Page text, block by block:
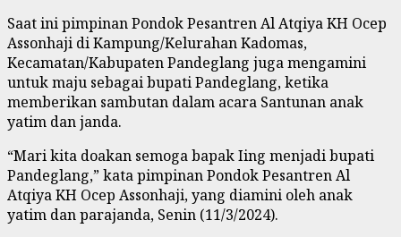
Saat ini pimpinan Pondok Pesantren Al Atqiya KH Ocep
Assonhaji di Kampung/Kelurahan Kadomas,
Kecamatan/Kabupaten Pandeglang juga mengamini
untuk maju sebagai bupati Pandeglang, ketika
memberikan sambutan dalam acara Santunan anak
yatim dan janda.
“Mari kita doakan semoga bapak Iing menjadi bupati
Pandeglang,” kata pimpinan Pondok Pesantren Al
Atqiya KH Ocep Assonhaji, yang diamini oleh anak
yatim dan parajanda, Senin (11/3/2024).